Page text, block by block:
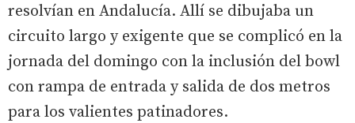
resolvían en Andalucía. Allí se dibujaba un
circuito largo y exigente que se complicó en la
jornada del domingo con la inclusión del bowl
con rampa de entrada y salida de dos metros
para los valientes patinadores.